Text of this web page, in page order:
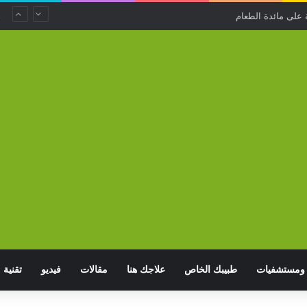
استخدامات منزلية غير متوقعة لتفل القهوة
طبيبك الخاص علاجك هنا مقالات فيديو تقنية